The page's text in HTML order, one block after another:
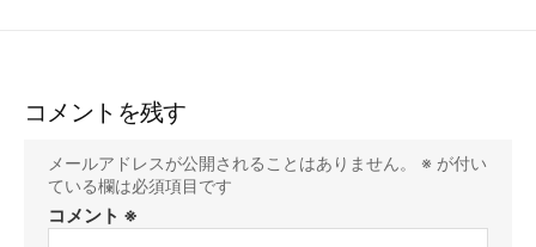
コメントを残す
メールアドレスが公開されることはありません。 ※ が付い
ている欄は必須項目です
コメント ※